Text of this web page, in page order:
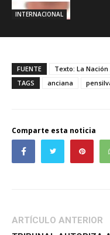
INTERNACIONAL
FUENTE
Texto: La Nación
TAGS
anciana
Comparte esta noticia
ARTÍCULO ANTERIOR